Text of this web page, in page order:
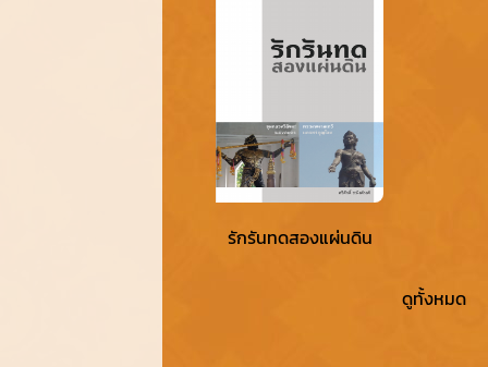
รักรันทดสองแผ่นดิน
ดูทั้งหมด